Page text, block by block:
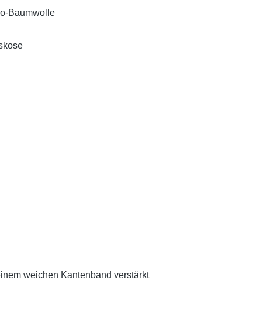
Baumwolle
weichen Kantenband verstärkt